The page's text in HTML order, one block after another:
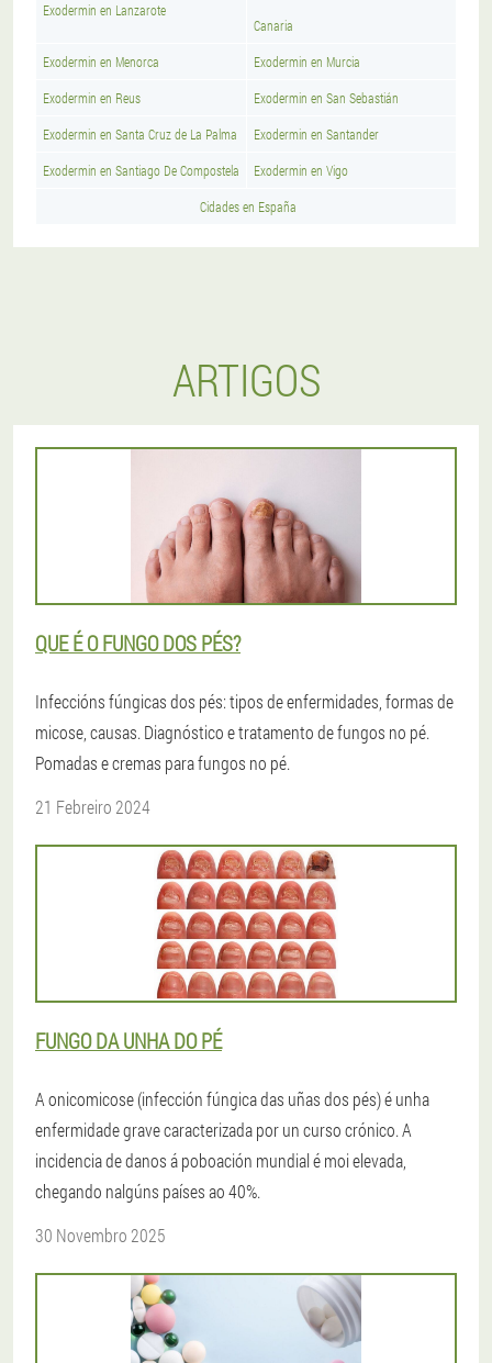
Exodermin en Lanzarote
Canaria
Exodermin en Menorca Exodermin en Murcia
Exodermin en Reus Exodermin en San Sebastián
Exodermin en Santa Cruz de La Palma Exodermin en Santander
Exodermin en Santiago De Compostela Exodermin en Vigo
Cidades en España
ARTIGOS
QUE É O FUNGO DOS PÉS?
Infeccións fúngicas dos pés: tipos de enfermidades, formas de
micose, causas. Diagnóstico e tratamento de fungos no pé.
Pomadas e cremas para fungos no pé.
21 Febreiro 2024
FUNGO DA UNHA DO PÉ
A onicomicose (infección fúngica das uñas dos pés) é unha
enfermidade grave caracterizada por un curso crónico. A
incidencia de danos á poboación mundial é moi elevada,
chegando nalgúns países ao 40%.
30 Novembro 2025